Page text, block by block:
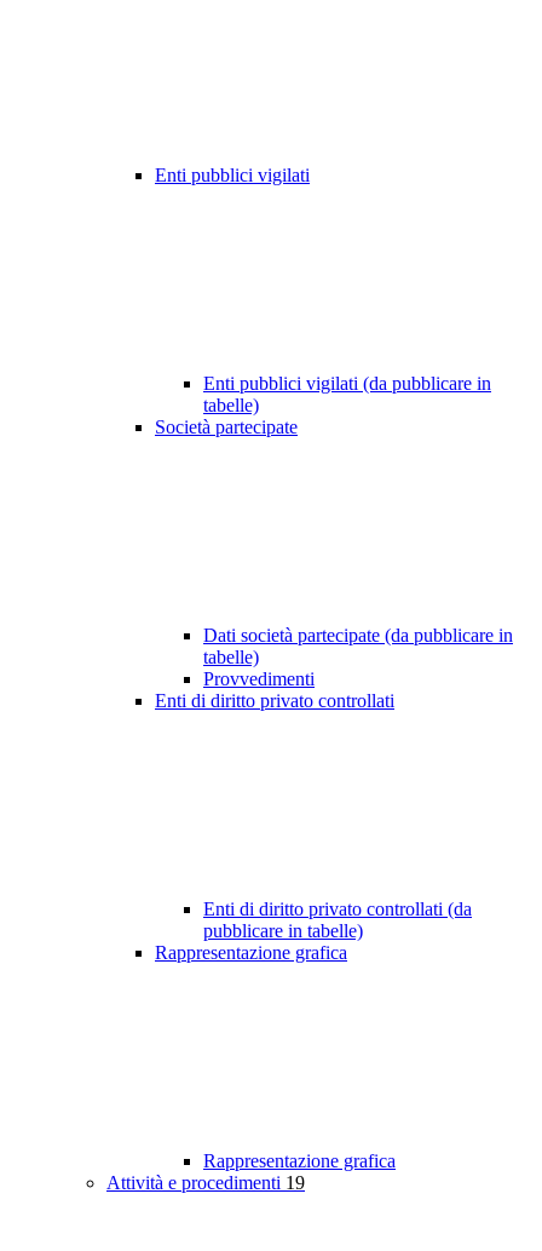
Enti pubblici vigilati
Enti pubblici vigilati (da pubblicare in
tabelle)
Società partecipate
Dati società partecipate (da pubblicare in
tabelle)
Provvedimenti
Enti di diritto privato controllati
Enti di diritto privato controllati (da
pubblicare in tabelle)
Rappresentazione grafica
Rappresentazione grafica
Attività e procedimenti 19